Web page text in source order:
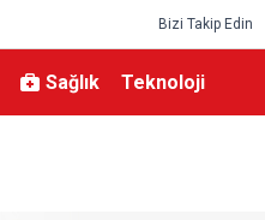
Bizi Takip Edin
Sağlık Teknoloji